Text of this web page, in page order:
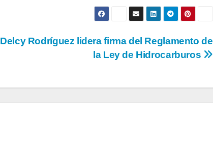
Delcy Rodríguez lidera firma del Reglamento de
la Ley de Hidrocarburos